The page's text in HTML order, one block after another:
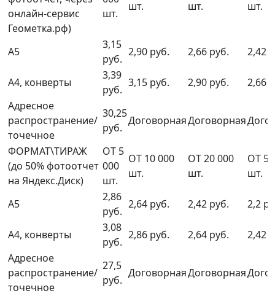
онлайн-сервис
Геометка.рф)
шт.
шт.
шт.
шт.
А5
3,15
руб.
2,90 руб. 2,66 руб. 2,42
А4, конверты
3,39
руб.
3,15 руб. 2,90 руб.
2,66
Адресное
распространение/
точечное
30,25
руб.
ДоговорнаяДоговорная
ФОРМАТ\ТИРАЖ
(до 50% фотоотчет
на Яндекс.Диск)
ОТ 5
000
шт.
ОТ 10 000
шт.
ОТ 20 000
шт.
ОТ
шт.
А5
2,86
руб.
2,64 руб. 2,42 руб. 2,2
А4, конверты
3,08
руб.
2,86 руб. 2,64 руб.
2,42
Адресное
распространение/
точечное
27,5
руб.
ДоговорнаяДоговорная